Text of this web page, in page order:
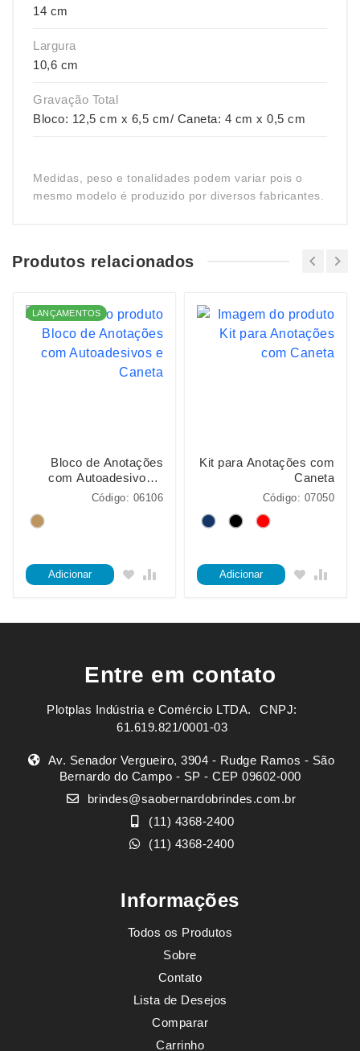
14 cm
Largura
10,6 cm
Gravação Total
Bloco: 12,5 cm x 6,5 cm/ Caneta: 4 cm x 0,5 cm
Medidas, peso e tonalidades podem variar pois o
mesmo modelo é produzido por diversos fabricantes.
Produtos relacionados
LANÇAMENTOS
Bloco de Anotações
com Autoadesivos e
Caneta
Código: 06106
Adicionar
Kit para Anotações com
Caneta
Código: 07050
Adicionar
Entre em contato
Plotplas Indústria e Comércio LTDA. ㅤㅤㅤ CNPJ:
61.619.821/0001-03
Av. Senador Vergueiro, 3904 - Rudge Ramos - São
Bernardo do Campo - SP - CEP 09602-000
brindes@saobernardobrindes.com.br
(11) 4368-2400
(11) 4368-2400
Informações
Todos os Produtos
Sobre
Contato
Lista de Desejos
Comparar
Carrinho